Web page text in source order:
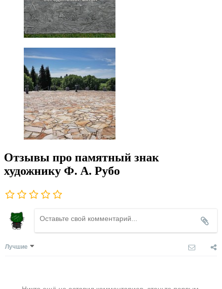
Отзывы про памятный знак
художнику Ф. А. Рубо
Лучшие